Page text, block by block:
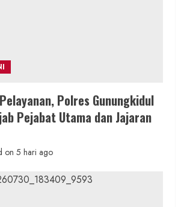
Polres Gunungkidul
Pejabat Utama dan Jajaran
on 5 hari ago